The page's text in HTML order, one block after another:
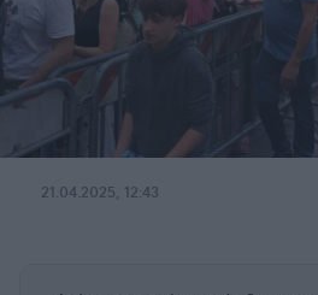
21.04.2025, 12:43